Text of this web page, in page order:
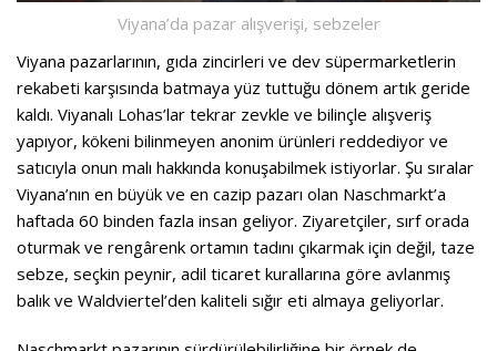
Viyana’da pazar alışverişi, sebzeler
Viyana pazarlarının, gıda zincirleri ve dev süpermarketlerin
rekabeti karşısında batmaya yüz tuttuğu dönem artık geride
kaldı. Viyanalı Lohas’lar tekrar zevkle ve bilinçle alışveriş
yapıyor, kökeni bilinmeyen anonim ürünleri reddediyor ve
satıcıyla onun malı hakkında konuşabilmek istiyorlar. Şu sıralar
Viyana’nın en büyük ve en cazip pazarı olan Naschmarkt’a
haftada 60 binden fazla insan geliyor. Ziyaretçiler, sırf orada
oturmak ve rengârenk ortamın tadını çıkarmak için değil, taze
sebze, seçkin peynir, adil ticaret kurallarına göre avlanmış
balık ve Waldviertel’den kaliteli sığır eti almaya geliyorlar.